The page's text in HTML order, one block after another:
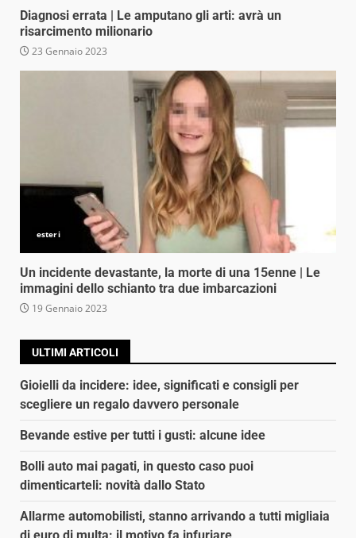
Diagnosi errata | Le amputano gli arti: avrà un
risarcimento milionario
23 Gennaio 2023
esteri
Un incidente devastante, la morte di una 15enne | Le
immagini dello schianto tra due imbarcazioni
19 Gennaio 2023
ULTIMI ARTICOLI
Gioielli da incidere: idee, significati e consigli per
scegliere un regalo davvero personale
Bevande estive per tutti i gusti: alcune idee
Bolli auto mai pagati, in questo caso puoi
dimenticarteli: novità dallo Stato
Allarme automobilisti, stanno arrivando a tutti migliaia
di euro di multa: il motivo fa infuriare